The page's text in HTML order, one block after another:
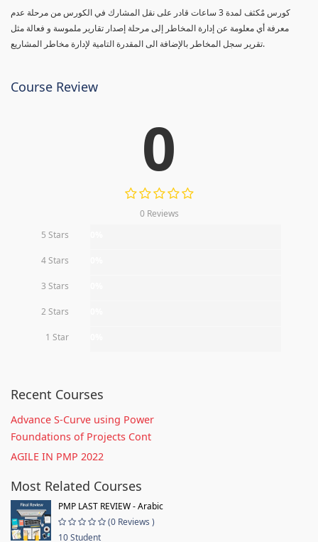
كورس مٌكثف لمدة 3 ساعات قادر على نقل المشارك في الكورس من مرحلة عدم
معرفة أي معلومة عن إدارة المخاطر إلى مرحلة إصدار تقارير ملموسة و فعالة مثل
تقرير سجل المخاطر بالإضافة الى المقدرة التامية لإدارة مخاطر المشاريع.
Course Review
0
0 Reviews
5 Stars
4 Stars
3 Stars
2 Stars
1 Star
Recent Courses
Advance S-Curve using Power
Foundations of Projects Cont
AGILE IN PMP 2022
Most Related Courses
PMP LAST REVIEW - Arabic
(0 Reviews )
10 Student